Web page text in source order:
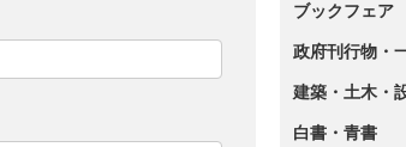
ブックフェア
政府刊行物・
建築・土木・
白書・青書